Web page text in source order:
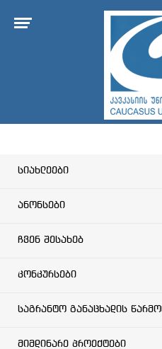
სიახლეები
ანონსები
ჩვენ შესახებ
კონკურსები
საგრანტო განაცხადის
მიმდინარე პროექტები